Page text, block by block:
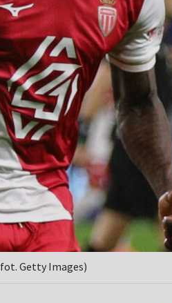
Getty Images)